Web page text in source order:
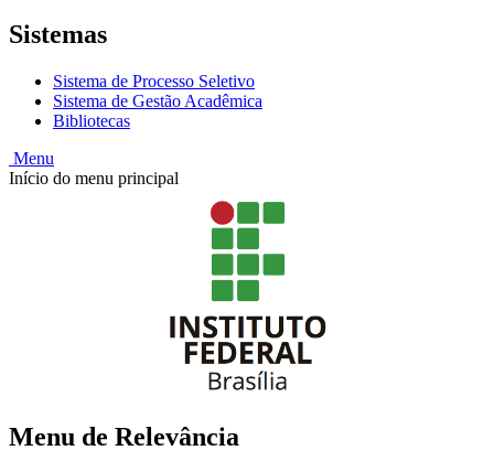
Sistemas
Sistema de Processo Seletivo
Sistema de Gestão Acadêmica
Bibliotecas
Menu
Início do menu principal
Menu de Relevância